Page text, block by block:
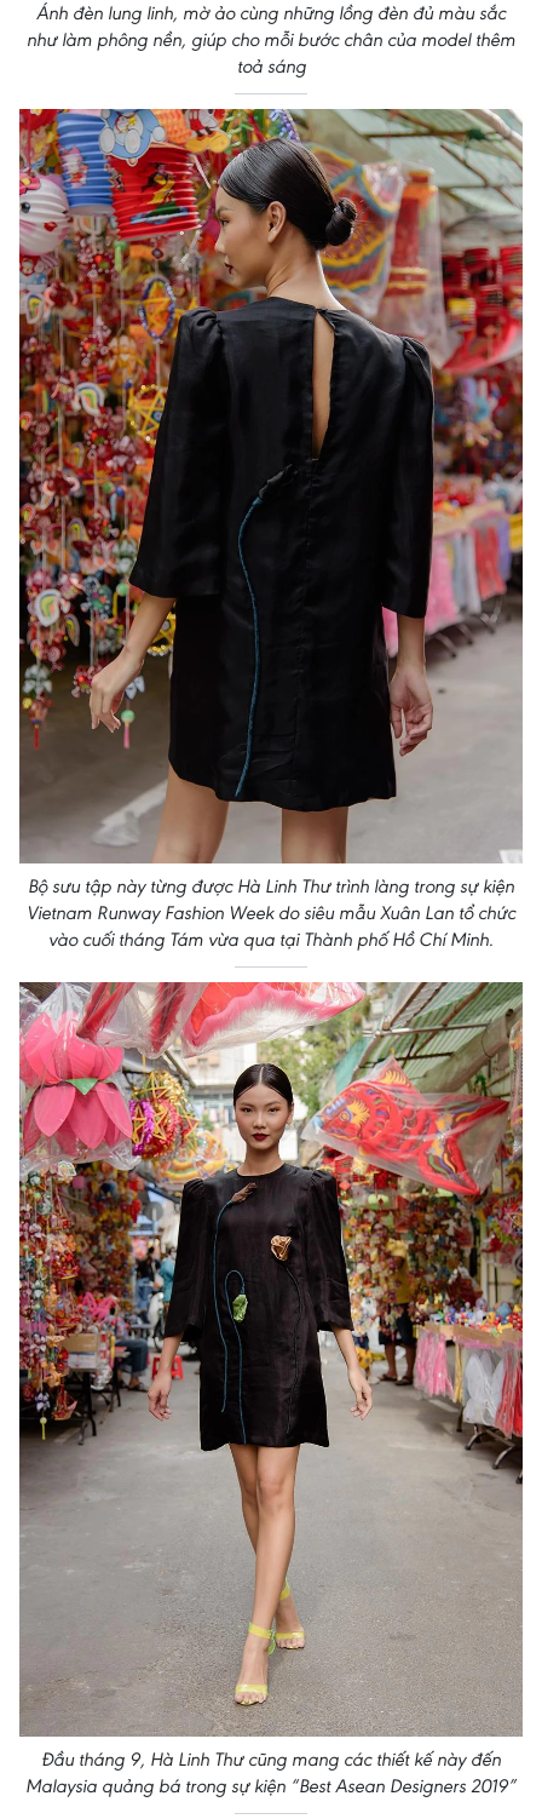
Ánh đèn lung linh, mờ ảo cùng những lồng đèn đủ màu sắc
như làm phông nền, giúp cho mỗi bước chân của model thêm
toả sáng
Bộ sưu tập này từng được Hà Linh Thư trình làng trong sự kiện
Vietnam Runway Fashion Week do siêu mẫu Xuân Lan tổ chức
vào cuối tháng Tám vừa qua tại Thành phố Hồ Chí Minh.
Đầu tháng 9, Hà Linh Thư cũng mang các thiết kế này đến
Malaysia quảng bá trong sự kiện “Best Asean Designers 2019”